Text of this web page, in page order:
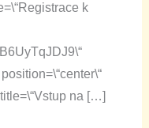
k
na […]